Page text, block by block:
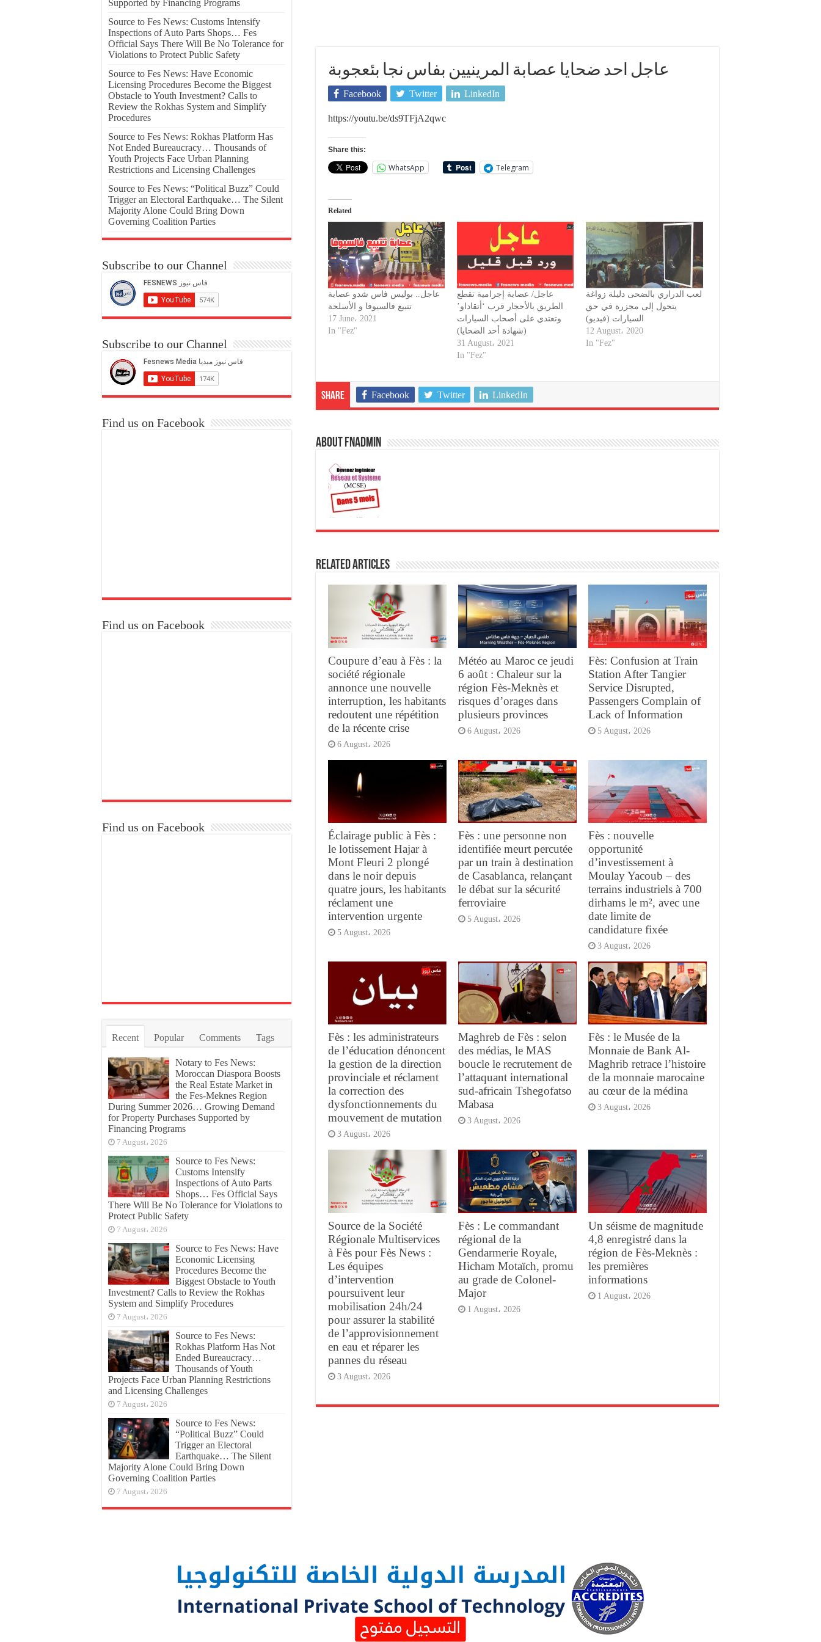
عاجل احد ضحايا عصابة المرينيين بفاس نجا بئعجوبة
Facebook Twitter LinkedIn
https://youtu.be/ds9TFjA2qwc
Share this:
WhatsApp Telegram
Related
عاجل.. بوليس فاس شدو عصابة
تتبيع فالسيوفا و الأسلحة
17 June، 2021
In "Fez"
عاجل/ عصابة إجرامية تقطع
الطريق بالأحجار قرب ‘أتقاداو’
وتعتدي على أصحاب السيارات
(شهادة أحد الضحايا)
31 August، 2021
In "Fez"
لعب الدراري بالضحى دليلة زواغة
يتحول إلى مجزرة في حق
السيارات (فيديو)
12 August، 2020
In "Fez"
Share Facebook Twitter LinkedIn
About fnadmin
Related Articles
Coupure d’eau à Fès : la
société régionale
annonce une nouvelle
interruption, les habitants
redoutent une répétition
de la récente crise
6 August، 2026
Météo au Maroc ce jeudi
6 août : Chaleur sur la
région Fès-Meknès et
risques d’orages dans
plusieurs provinces
6 August، 2026
Fès: Confusion at Train
Station After Tangier
Service Disrupted,
Passengers Complain of
Lack of Information
5 August، 2026
Éclairage public à Fès :
le lotissement Hajar à
Mont Fleuri 2 plongé
dans le noir depuis
quatre jours, les habitants
réclament une
intervention urgente
5 August، 2026
Fès : une personne non
identifiée meurt percutée
par un train à destination
de Casablanca, relançant
le débat sur la sécurité
ferroviaire
5 August، 2026
Fès : nouvelle
opportunité
d’investissement à
Moulay Yacoub – des
terrains industriels à 700
dirhams le m², avec une
date limite de
candidature fixée
3 August، 2026
Fès : les administrateurs
de l’éducation dénoncent
la gestion de la direction
provinciale et réclament
la correction des
dysfonctionnements du
mouvement de mutation
3 August، 2026
Maghreb de Fès : selon
des médias, le MAS
boucle le recrutement de
l’attaquant international
sud-africain Tshegofatso
Mabasa
3 August، 2026
Fès : le Musée de la
Monnaie de Bank Al-
Maghrib retrace l’histoire
de la monnaie marocaine
au cœur de la médina
3 August، 2026
Source de la Société
Régionale Multiservices
à Fès pour Fès News :
Les équipes
d’intervention
poursuivent leur
mobilisation 24h/24
pour assurer la stabilité
de l’approvisionnement
en eau et réparer les
pannes du réseau
3 August، 2026
Fès : Le commandant
régional de la
Gendarmerie Royale,
Hicham Motaïch, promu
au grade de Colonel-
Major
1 August، 2026
Un séisme de magnitude
4,8 enregistré dans la
région de Fès-Meknès :
les premières
informations
1 August، 2026
Supported by Financing Programs
Source to Fes News: Customs Intensify
Inspections of Auto Parts Shops… Fes
Official Says There Will Be No Tolerance for
Violations to Protect Public Safety
Source to Fes News: Have Economic
Licensing Procedures Become the Biggest
Obstacle to Youth Investment? Calls to
Review the Rokhas System and Simplify
Procedures
Source to Fes News: Rokhas Platform Has
Not Ended Bureaucracy… Thousands of
Youth Projects Face Urban Planning
Restrictions and Licensing Challenges
Source to Fes News: “Political Buzz” Could
Trigger an Electoral Earthquake… The Silent
Majority Alone Could Bring Down
Governing Coalition Parties
Subscribe to our Channel
Subscribe to our Channel
Find us on Facebook
Find us on Facebook
Find us on Facebook
Recent Popular Comments Tags
Notary to Fes News:
Moroccan Diaspora Boosts
the Real Estate Market in
the Fes-Meknes Region
During Summer 2026… Growing Demand
for Property Purchases Supported by
Financing Programs
7 August، 2026
Source to Fes News:
Customs Intensify
Inspections of Auto Parts
Shops… Fes Official Says
There Will Be No Tolerance for Violations to
Protect Public Safety
7 August، 2026
Source to Fes News: Have
Economic Licensing
Procedures Become the
Biggest Obstacle to Youth
Investment? Calls to Review the Rokhas
System and Simplify Procedures
7 August، 2026
Source to Fes News:
Rokhas Platform Has Not
Ended Bureaucracy…
Thousands of Youth
Projects Face Urban Planning Restrictions
and Licensing Challenges
7 August، 2026
Source to Fes News:
“Political Buzz” Could
Trigger an Electoral
Earthquake… The Silent
Majority Alone Could Bring Down
Governing Coalition Parties
7 August، 2026